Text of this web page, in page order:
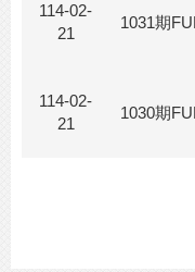
114-02-
21
1031期
114-02-
21
1030期